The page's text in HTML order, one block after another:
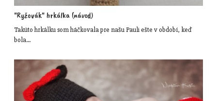
"Ryžovák" hrkálka (návod)
Takúto hrkálku som háčkovala pre našu Pauli ešte v období, keď
bola…